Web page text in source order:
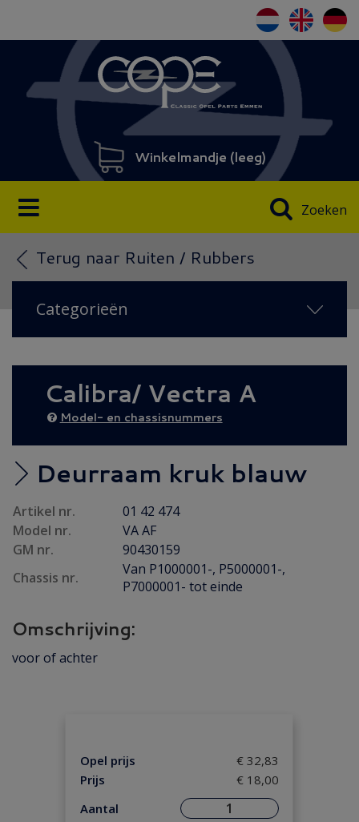
Winkelmandje (leeg)
Zoeken
Terug naar Ruiten / Rubbers
Categorieën
NIEUW IN 2026(134)
Diesel AANBIEDING (55)
Achteras (29)
Bumper / Spoiler / Spiegel
(77)
Carrosserie (114)
Carrosserie plaatwerk(44)
Elektrisch / Verlichting
Emblemen / Sierlijsten(59)
Folders/ Boeken/ Modellen(8)
Interieur / Instrumenten
Koeling / Verwarming
Ontsteking (40)
(97)
Calibra/ Vectra A
Model- en chassisnummers
Deurraam kruk blauw
Artikel nr.
01 42 474
Model nr.
VA AF
GM nr.
90430159
Chassis nr.
Van P1000001-, P5000001-,
P7000001- tot einde
Omschrijving:
voor of achter
Opel prijs
€ 32,83
Prijs
€ 18,00
Aantal